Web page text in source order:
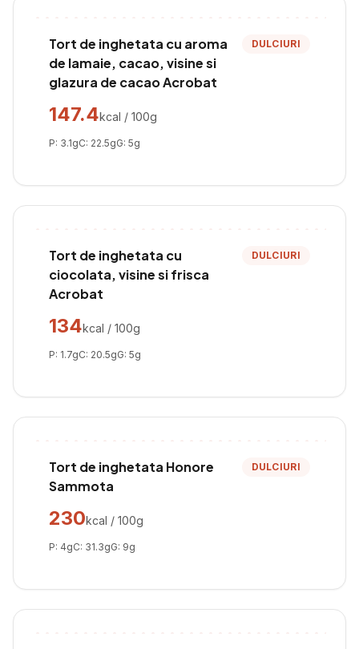
Tort de inghetata cu aroma
de lamaie, cacao, visine si
glazura de cacao Acrobat
DULCIURI
147.4kcal / 100g
P: 3.1gC: 22.5gG: 5g
Tort de inghetata cu
ciocolata, visine si frisca
Acrobat
DULCIURI
134kcal / 100g
P: 1.7gC: 20.5gG: 5g
Tort de inghetata Honore
Sammota
DULCIURI
230kcal / 100g
P: 4gC: 31.3gG: 9g